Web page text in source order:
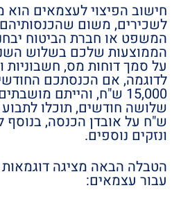
חישוב הפיצוי לעצמאים הוא
לשכירים, משום שהכנסותיהם
המשפט או חברת הביטוח
הממוצעות שלכם בשלוש
על סמך דוחות מס, חשבוניות
לדוגמה, אם הכנסתכם
15,000 ש"ח, והייתם
ש"ח על אובדן הכנסה, בנוסף
ונזקים נוספים.
הטבלה הבאה מציגה דוגמאות
עבור עצמאים: